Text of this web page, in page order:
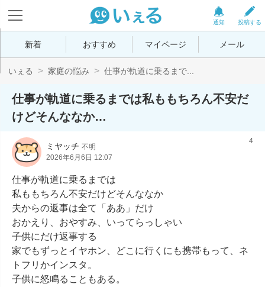
投稿する
通知
新着 おすすめ マイページ メール
いぇる 家庭の悩み 仕事が軌道に乗るまで...
仕事が軌道に乗るまでは私ももちろん不安だ
けどそんななか…
ミヤッチ 不明
2026年6月6日 12:07
4
仕事が軌道に乗るまでは
私ももちろん不安だけどそんななか
夫からの返事は全て「ああ」だけ
おかえり、おやすみ、いってらっしゃい
子供にだけ返事する
家でもずっとイヤホン、どこに行くにも携帯もって、ネ
トフリかインスタ。
子供に怒鳴ることもある。